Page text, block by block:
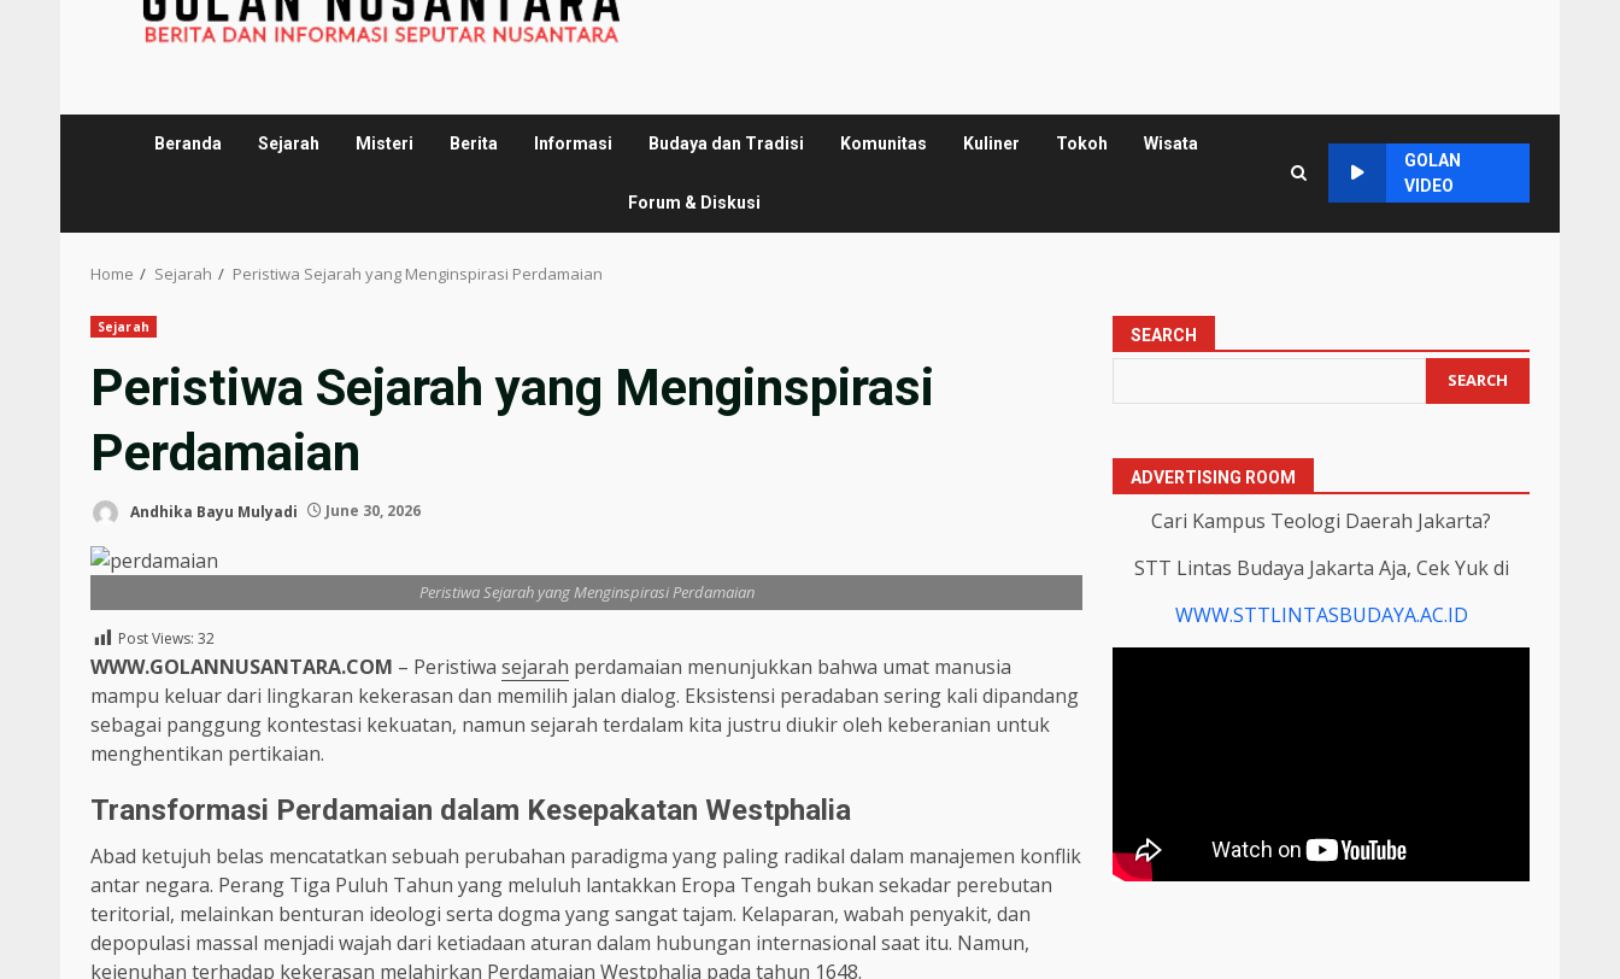
Beranda Sejarah Misteri Berita Informasi Budaya dan Tradisi Komunitas Kuliner Tokoh Wisata
Forum & Diskusi
GOLAN
VIDEO
Home Sejarah Peristiwa Sejarah yang Menginspirasi Perdamaian
Sejarah
Peristiwa Sejarah yang Menginspirasi
Perdamaian
Andhika Bayu Mulyadi June 30, 2026
Peristiwa Sejarah yang Menginspirasi Perdamaian
Post Views: 32
WWW.GOLANNUSANTARA.COM – Peristiwa sejarah perdamaian menunjukkan bahwa umat manusia
mampu keluar dari lingkaran kekerasan dan memilih jalan dialog. Eksistensi peradaban sering kali dipandang
sebagai panggung kontestasi kekuatan, namun sejarah terdalam kita justru diukir oleh keberanian untuk
menghentikan pertikaian.
Transformasi Perdamaian dalam Kesepakatan Westphalia
Abad ketujuh belas mencatatkan sebuah perubahan paradigma yang paling radikal dalam manajemen konflik
antar negara. Perang Tiga Puluh Tahun yang meluluh lantakkan Eropa Tengah bukan sekadar perebutan
teritorial, melainkan benturan ideologi serta dogma yang sangat tajam. Kelaparan, wabah penyakit, dan
depopulasi massal menjadi wajah dari ketiadaan aturan dalam hubungan internasional saat itu. Namun,
kejenuhan terhadap kekerasan melahirkan Perdamaian Westphalia pada tahun 1648.
SEARCH
SEARCH
ADVERTISING ROOM
Cari Kampus Teologi Daerah Jakarta?
STT Lintas Budaya Jakarta Aja, Cek Yuk di
WWW.STTLINTASBUDAYA.AC.ID